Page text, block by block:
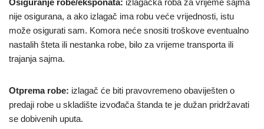
Osiguranje robe/eksponata: izlagačka roba za vrijeme sajma
nije osigurana, a ako izlagač ima robu veće vrijednosti, istu
može osigurati sam. Komora neće snositi troškove eventualno
nastalih šteta ili nestanka robe, bilo za vrijeme transporta ili
trajanja sajma.
Otprema robe: izlagač će biti pravovremeno obaviješten o
predaji robe u skladište izvođača štanda te je dužan pridržavati
se dobivenih uputa.